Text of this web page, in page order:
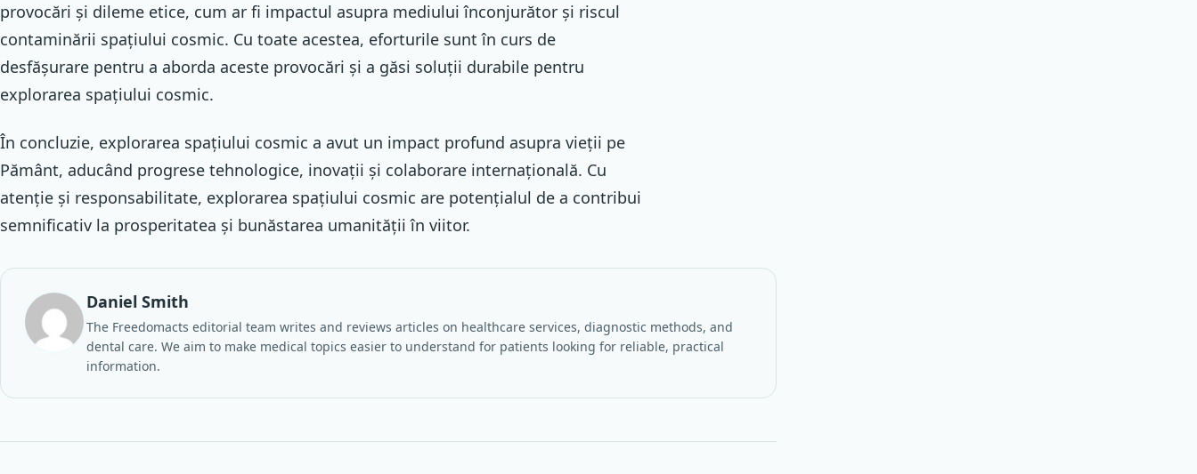
provocări și dileme etice, cum ar fi impactul asupra mediului înconjurător și riscul
contaminării spațiului cosmic. Cu toate acestea, eforturile sunt în curs de
desfășurare pentru a aborda aceste provocări și a găsi soluții durabile pentru
explorarea spațiului cosmic.
În concluzie, explorarea spațiului cosmic a avut un impact profund asupra vieții pe
Pământ, aducând progrese tehnologice, inovații și colaborare internațională. Cu
atenție și responsabilitate, explorarea spațiului cosmic are potențialul de a contribui
semnificativ la prosperitatea și bunăstarea umanității în viitor.
Daniel Smith
The Freedomacts editorial team writes and reviews articles on healthcare services, diagnostic methods, and
dental care. We aim to make medical topics easier to understand for patients looking for reliable, practical
information.